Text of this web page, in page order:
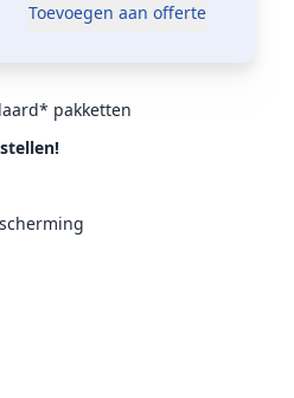
Toevoegen aan offerte
pakketten